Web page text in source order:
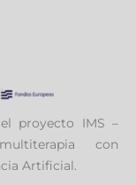
proyecto IMS –
con
Artificial.